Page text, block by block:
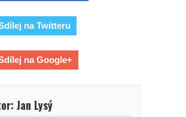
na Twitteru
na Google+
Jan Lysý